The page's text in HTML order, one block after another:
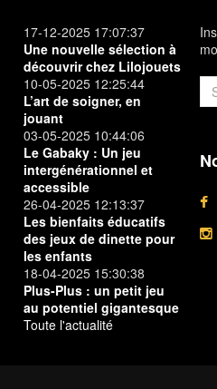
17-12-2025 17:07:37
Une nouvelle sélection à
découvrir chez Lilojouets
10-05-2025 12:25:44
L’art de soigner, en
jouant
03-05-2025 10:44:06
Le Gabaky : Un jeu
intergénérationnel et
accessible
26-04-2025 12:13:37
Les bienfaits éducatifs
des jeux de dinette pour
les enfants
18-04-2025 15:30:38
Plus-Plus : un petit jeu
au potentiel gigantesque
Toute l'actualité